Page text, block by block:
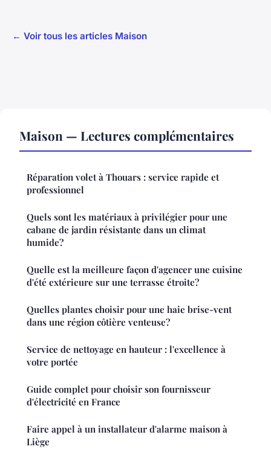
← Voir tous les articles Maison
Maison — Lectures complémentaires
Réparation volet à Thouars : service rapide et
professionnel
Quels sont les matériaux à privilégier pour une
cabane de jardin résistante dans un climat
humide?
Quelle est la meilleure façon d'agencer une cuisine
d'été extérieure sur une terrasse étroite?
Quelles plantes choisir pour une haie brise-vent
dans une région côtière venteuse?
Service de nettoyage en hauteur : l'excellence à
votre portée
Guide complet pour choisir son fournisseur
d'électricité en France
Faire appel à un installateur d'alarme maison à
Liège